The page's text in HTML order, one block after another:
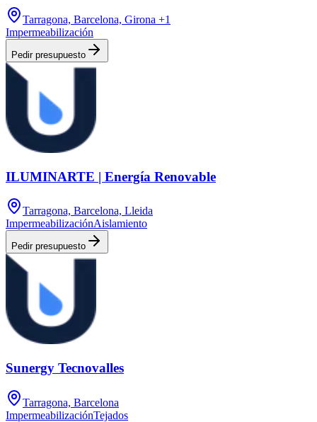
Tarragona, Barcelona, Girona +1
Impermeabilización
Pedir presupuesto
ILUMINARTE | Energía Renovable
Tarragona, Barcelona, Lleida
ImpermeabilizaciónAislamiento
Pedir presupuesto
Sunergy Tecnovalles
Tarragona, Barcelona
ImpermeabilizaciónTejados